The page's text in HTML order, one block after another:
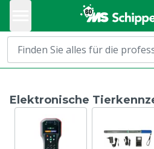
Elektronische